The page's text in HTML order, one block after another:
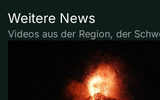
Weitere News
Videos aus der Region, der